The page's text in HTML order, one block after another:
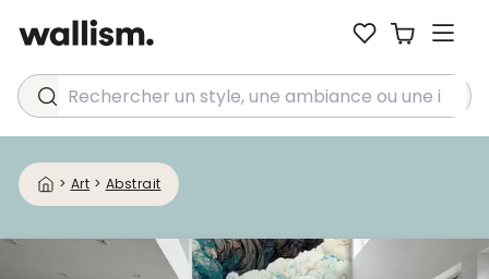
Rechercher un style, une ambiance ou une idée...
> Art > Abstrait